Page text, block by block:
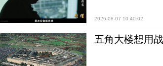
2026-08-07 10:40:02
五角大楼想用